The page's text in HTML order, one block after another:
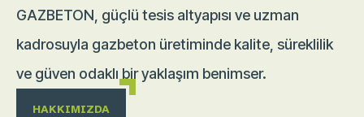
GAZBETON, güçlü tesis altyapısı ve uzman
kadrosuyla gazbeton üretiminde kalite, süreklilik
ve güven odaklı bir yaklaşım benimser.
HAKKIMIZDA